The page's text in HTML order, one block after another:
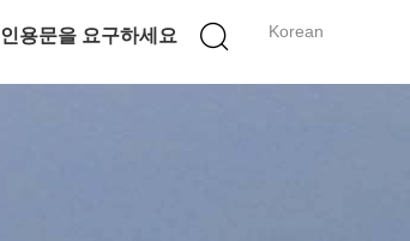
Korean
인용문을 요구하세요